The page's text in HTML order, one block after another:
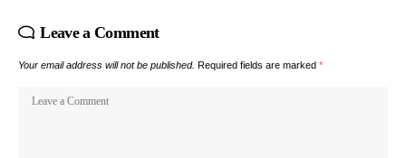
Leave a Comment
Your email address will not be published. Required fields are marked *